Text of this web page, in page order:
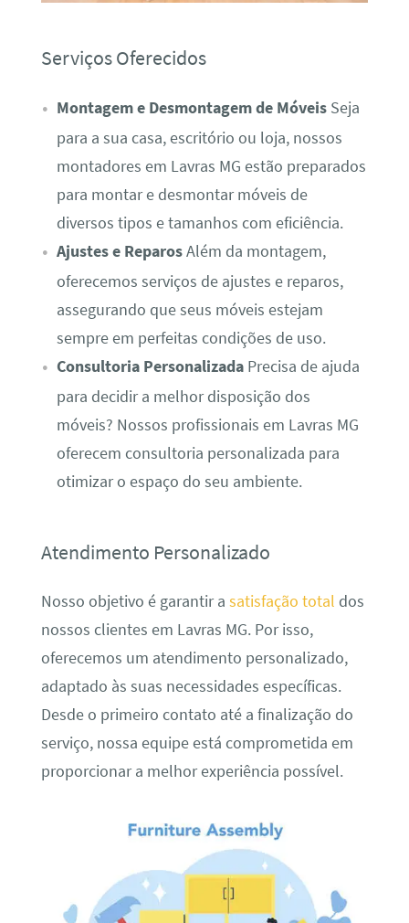
Serviços Oferecidos
Montagem e Desmontagem de MóveisSeja
para a sua casa, escritório ou loja, nossos
montadores em Lavras MG estão preparados
para montar e desmontar móveis de
diversos tipos e tamanhos com eficiência.
Ajustes e ReparosAlém da montagem,
oferecemos serviços de ajustes e reparos,
assegurando que seus móveis estejam
sempre em perfeitas condições de uso.
Consultoria PersonalizadaPrecisa de ajuda
para decidir a melhor disposição dos
móveis? Nossos profissionais em Lavras MG
oferecem consultoria personalizada para
otimizar o espaço do seu ambiente.
Atendimento Personalizado
Nosso objetivo é garantir a satisfação total dos
nossos clientes em Lavras MG. Por isso,
oferecemos um atendimento personalizado,
adaptado às suas necessidades específicas.
Desde o primeiro contato até a finalização do
serviço, nossa equipe está comprometida em
proporcionar a melhor experiência possível.